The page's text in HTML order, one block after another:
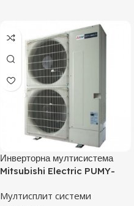
Инверторна мултисистема
Mitsubishi Electric PUMY-
Мултисплит системи